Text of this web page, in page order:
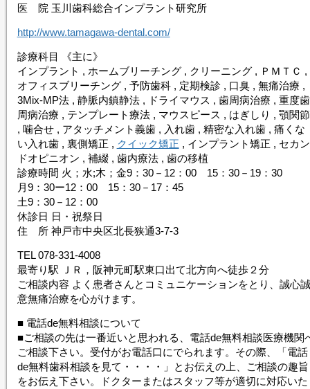
医 院 玉川歯科総合インプラント研究所
http://www.tamagawa-dental.com/
診療科目 《主に》
インプラント , ホームブリーチング , クリーニング , ＰＭＴＣ ,
オフィスブリーチング , 予防歯科 , 定期検診 , 口臭 , 無痛治療 ,
3Mix-MP法 , 静脈内鎮静法 , ドライマウス , 歯周病治療 , 重度歯
周病治療 , テンプレート療法 , マウスピース , はぎしり , 顎関節
, 噛合せ , アタッチメント義歯 , 入れ歯 , 精密な入れ歯 , 痛くな
い入れ歯 , 裏側矯正 , クイック矯正 , インプラント矯正 , セカン
ドオピニオン , 補綴 , 歯内療法 , 歯の移植
診療時間 火；水;木；金9：30－12：00 15：30－19：30
月9：30ー12：00 15：30－17：45
土9：30－12：00
休診日 日・祝祭日
住 所 神戸市中央区北長狭通3-7-3
TEL 078-331-4008
最寄り駅 ＪＲ，阪神元町駅東口出て北方向へ徒歩２分
ご相談内容 よく患者さんとコミュニケーションをとり、誠心誠
意無痛治療を心がけます。
■ 電話de無料相談について
■ご相談の先は一番近いと思われる、電話de無料相談医療機関
ご相談下さい。受付がお電話口にでられます。その際、「電話
de無料歯科相談を見て・・・・」とお伝えの上、ご相談の趣旨
をお伝え下さい。ドクターまたはスタッフ等が適切に対応いた